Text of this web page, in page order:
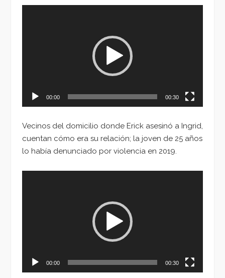
00:00 00:30
Vecinos del domicilio donde Erick asesinó a Ingrid,
cuentan cómo era su relación; la joven de 25 años
lo había denunciado por violencia en 2019.
00:00 00:30